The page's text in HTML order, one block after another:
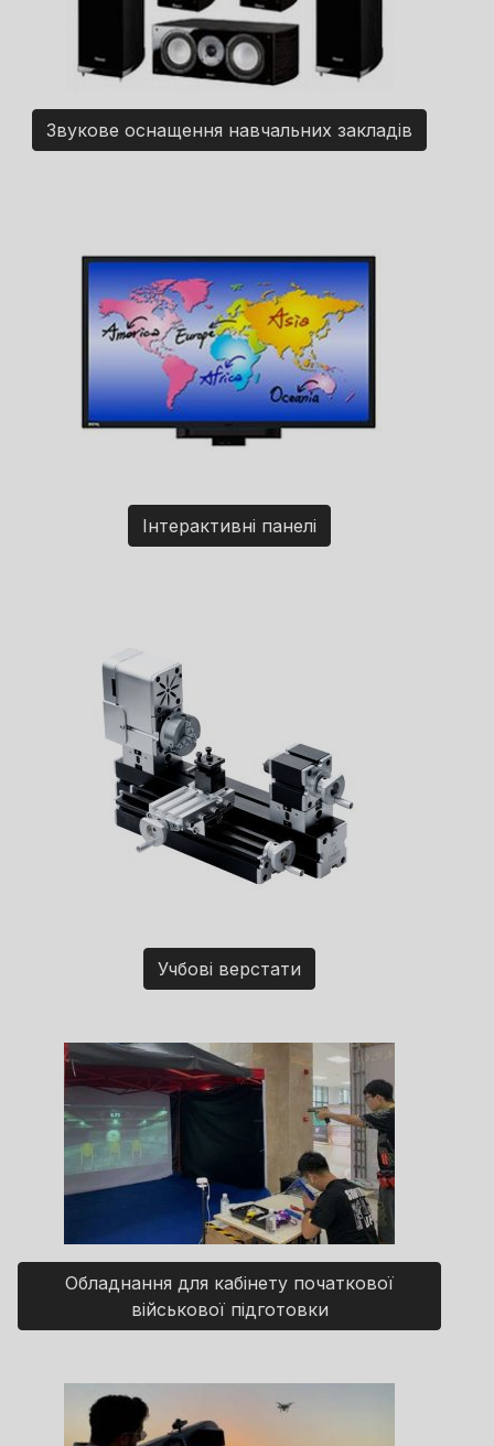
Звукове оснащення навчальних закладів
Інтерактивні панелі
Учбові верстати
Обладнання для кабінету початкової
військової підготовки